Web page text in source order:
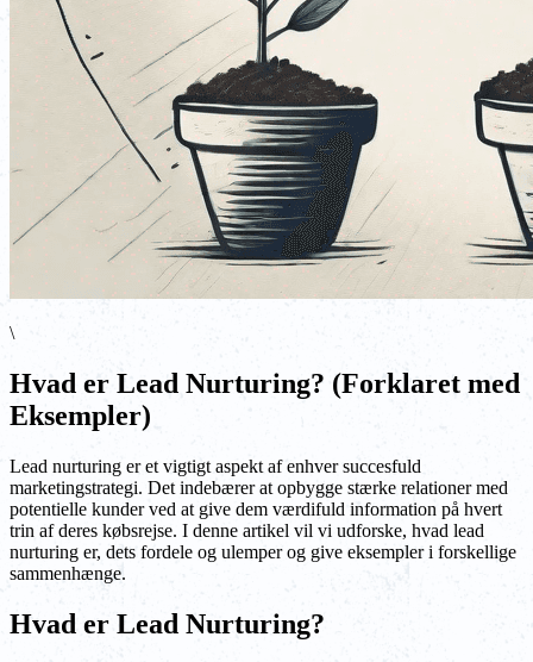
\
Hvad er Lead Nurturing? (Forklaret med
Eksempler)
Lead nurturing er et vigtigt aspekt af enhver succesfuld
marketingstrategi. Det indebærer at opbygge stærke relationer med
potentielle kunder ved at give dem værdifuld information på hvert
trin af deres købsrejse. I denne artikel vil vi udforske, hvad lead
nurturing er, dets fordele og ulemper og give eksempler i forskellige
sammenhænge.
Hvad er Lead Nurturing?